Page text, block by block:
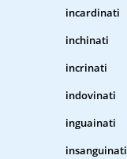
incardinati
inchinati
incrinati
indovinati
inguainati
insanguinati